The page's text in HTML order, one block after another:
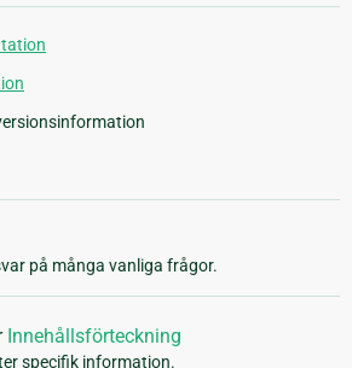
på många vanliga frågor.
Innehållsförteckning
specifik information.